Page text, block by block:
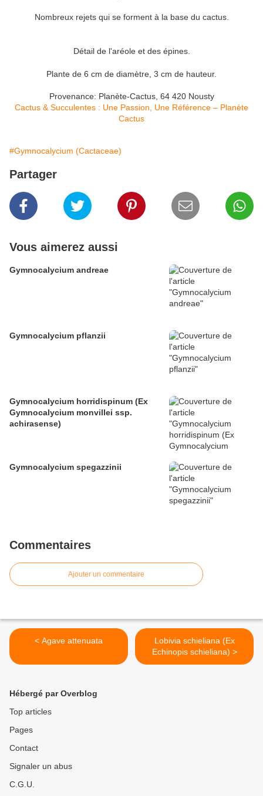
Nombreux rejets qui se forment à la base du cactus.
Détail de l'aréole et des épines.
Plante de 6 cm de diamètre, 3 cm de hauteur.
Provenance: Planète-Cactus, 64 420 Nousty
Cactus & Succulentes : Une Passion, Une Référence – Planète
Cactus
#Gymnocalycium (Cactaceae)
Partager
Vous aimerez aussi
Gymnocalycium andreae
Gymnocalycium pflanzii
Gymnocalycium horridispinum (Ex
Gymnocalycium monvillei ssp.
achirasense)
Gymnocalycium spegazzinii
Commentaires
Ajouter un commentaire
< Agave attenuata
Lobivia schieliana (Ex
Echinopis schieliana) >
Hébergé par Overblog
Top articles
Pages
Contact
Signaler un abus
C.G.U.